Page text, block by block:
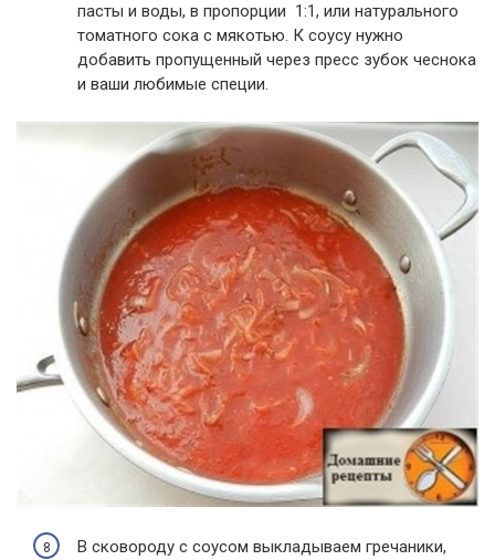
пасты и воды, в пропорции 1:1, или натурального
томатного сока с мякотью. К соусу нужно
добавить пропущенный через пресс зубок чеснока
и ваши любимые специи.
В сковороду с соусом выкладываем гречаники,